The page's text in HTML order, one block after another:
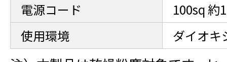
電源コード
100sq
使用環境
ダイオキ